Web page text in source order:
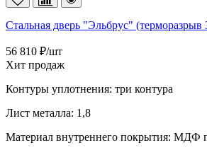
Стальная дверь "Эльбрус" (терморазрыв
56 810 ₽/шт
Хит продаж
Контуры уплотнения: три контура
Лист металла: 1,8
Материал внутреннего покрытия: МДФ